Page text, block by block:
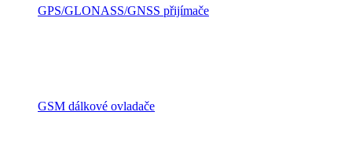
GPS/GLONASS/GNSS přijímače
GSM dálkové ovladače